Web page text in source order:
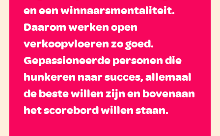
en een winnaarsmentaliteit.
Daarom werken open
verkoopvloeren zo goed.
Gepassioneerde personen die
hunkeren naar succes, allemaal
de beste willen zijn en bovenaan
het scorebord willen staan.